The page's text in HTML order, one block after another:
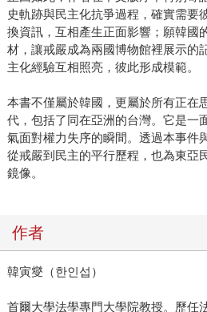
史軌跡與民主化抗爭過程，確實需要
換資訊，互相產生正面影響；願韓國
材，讓戒嚴成為兩國博物館裡展示的
主化經驗互相照亮，彼此形成模範。
本書不僅屬於韓國，更屬於所有正在
代，包括了同在亞洲的台灣。它是一
氣面對權力失序的瞬間。透過本事件
從戒嚴到民主的平行歷程，也為東亞
鏡像。
作者
韓寅燮（한인섭）
首爾大學法學專門大學院教授。歷任